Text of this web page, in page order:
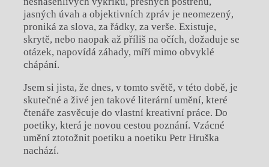
jasných úvah a objektivních zpráv je neomezený,
proniká za slova, za řádky, za verše. Existuje,
skrytě, nebo naopak až příliš na očích, dožaduje se
otázek, napovídá záhady, míří mimo obvyklé
chápání.
Jsem si jista, že dnes, v tomto světě, v této době, je
skutečné a živé jen takové literární umění, které
čtenáře zasvěcuje do vlastní kreativní práce. Do
poetiky, která je novou cestou poznání. Vzácné
umění ztotožnit poetiku a noetiku Petr Hruška
nachází.